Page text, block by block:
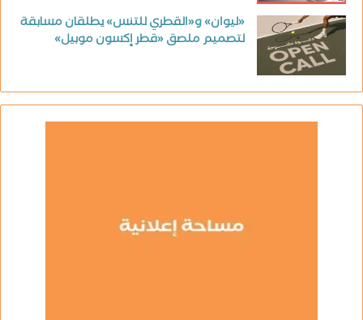
«ليوان» و«القطري للتنس» يطلقان مسابقة
لتصميم ملصق «قطر إكسون موبيل»